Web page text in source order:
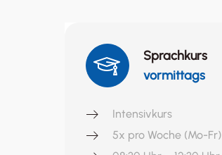
Sprachkurs
vormittags
Intensivkurs
5x pro Woche (Mo-Fr)